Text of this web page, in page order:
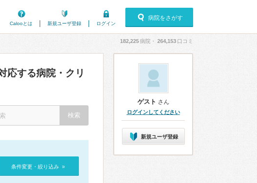
Calooとは
新規ユーザ登録 ログイン
病院をさがす
182,225病院・ 264,153 口コミ
応する病院・クリ
条件変更・絞り込み »
ゲスト さん
ログインしてください
新規ユーザ登録